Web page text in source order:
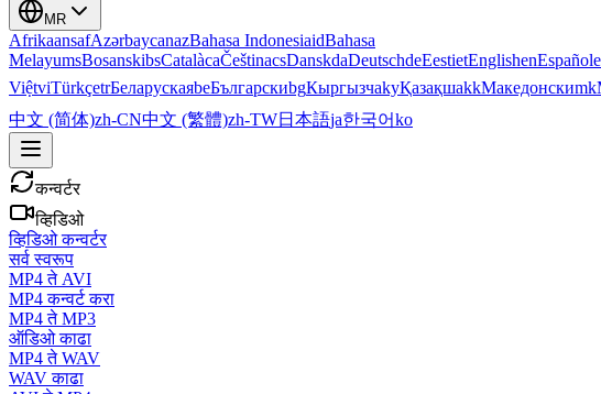
MR
AfrikaansafAzərbaycanazBahasa IndonesiaidBahasa
MelayumsBosanskibsCatalàcaČeštinacsDanskdaDeutschdeEestietEnglishenEspañol
ViệtviTürkçetrБеларускаяbeБългарскиbgКыргызчаkyҚазақшаkkМакедонскиmk
中文 (简体)zh-CN中文 (繁體)zh-TW日本語ja한국어ko
कन्वर्टर
व्हिडिओ
व्हिडिओ कन्वर्टर
सर्व स्वरूप
MP4 ते AVI
MP4 कन्वर्ट करा
MP4 ते MP3
ऑडिओ काढा
MP4 ते WAV
WAV काढा